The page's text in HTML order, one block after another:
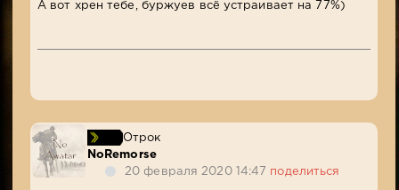
А вот хрен тебе, буржуев всё устраивает на 77%)
Отрок
NoRemorse
20 февраля 2020 14:47
поделиться